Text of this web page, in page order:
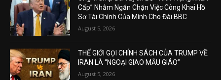
Cấp” Nhằm Ngăn Chặn Việc Công Khai Hồ
Sơ Tài Chính Của Mình Cho Đài BBC
August 5, 2026
THẾ GIỚI GỌI CHÍNH SÁCH CỦA TRUMP VỀ
IRAN LÀ “NGOẠI GIAO MẪU GIÁO”
August 5, 2026